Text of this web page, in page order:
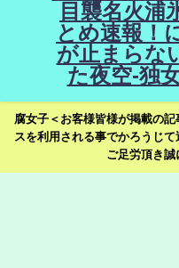
目襲名火浦
とめ速報！
が止まらな
た夜空-独
腐女子＜お客様皆様が掲載の
スを利用される事でかろうじ
ご足労頂き誠